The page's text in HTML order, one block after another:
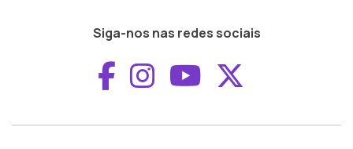
Siga-nos nas redes sociais
Aceder ao
Aceder ao
Aceder ao